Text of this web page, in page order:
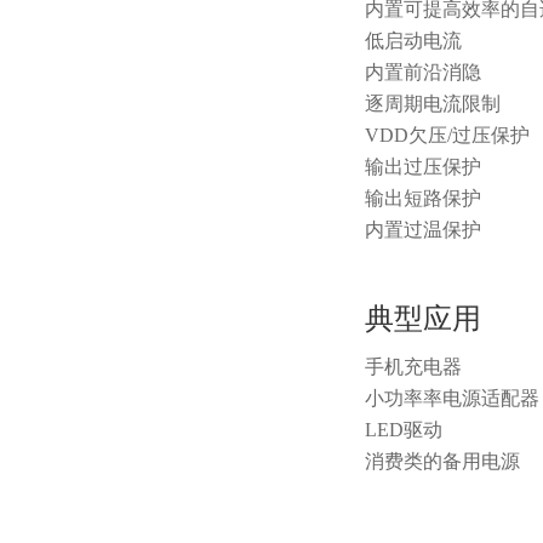
内置可提高效率的自
低启动电流
内置前沿消隐
逐周期电流限制
VDD欠压/过压保护
输出过压保护
输出短路保护
内置过温保护
典型应用
手机充电器
小功率率电源适配器
LED驱动
消费类的备用电源